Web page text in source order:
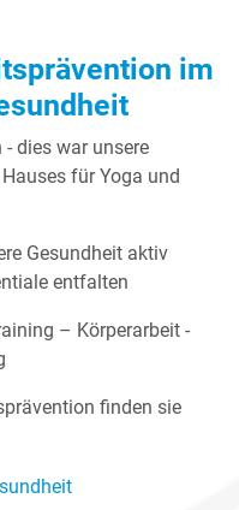
im
dies war unsere
für Yoga und
Gesundheit aktiv
entfalten
– Körperarbeit -
finden sie